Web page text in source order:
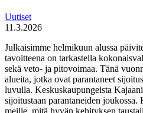
Uutiset
11.3.2026
Julkaisimme helmikuun alussa
tavoitteena on tarkastella
sekä veto- ja pitovoimaa. Tänä
alueita, jotka ovat parantaneet
luvulla. Keskuskaupungeista
sijoitustaan parantaneiden
meille, mitä hyvän kehityksen